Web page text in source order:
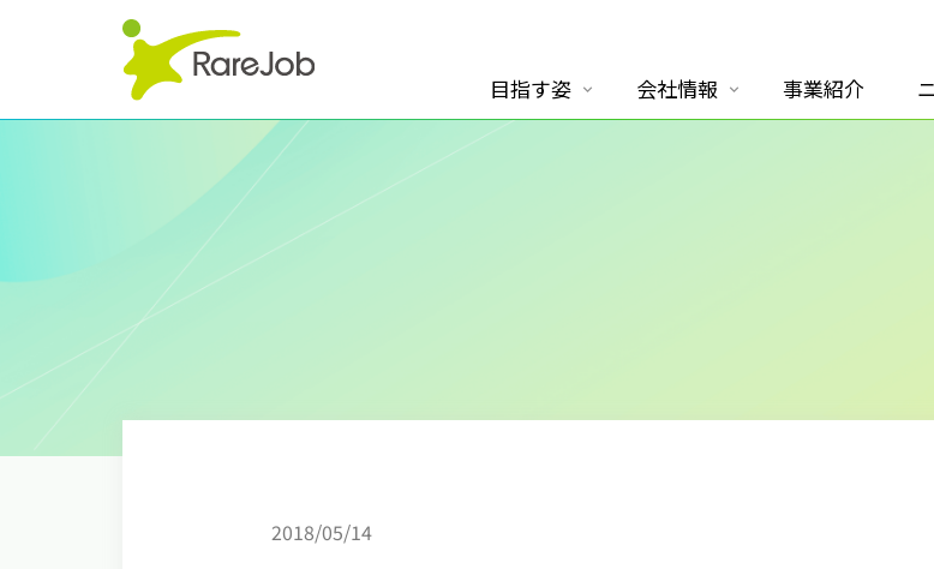
2018/05/14
目指す姿 会社情報 事業紹介